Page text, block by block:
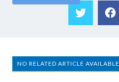
NO RELATED ARTICLE AVAILABLE